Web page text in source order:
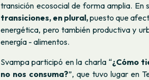
transición ecosocial de forma amplia. En
transiciones, en plural,puesto que
energética, pero también productiva y
energía - alimentos.
Svampa participó en la charla “¿Cómo
no nos consuma?”, que tuvo lugar en